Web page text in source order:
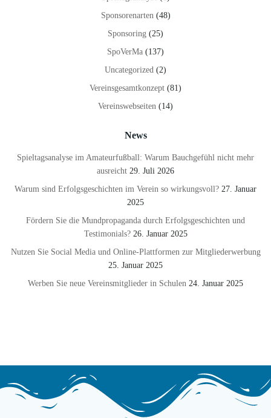
Sponsorenarten(48)
Sponsoring (25)
SpoVerMa (137)
Uncategorized (2)
Vereinsgesamtkonzept (81)
Vereinswebseiten (14)
News
Spieltagsanalyse im Amateurfußball: Warum Bauchgefühl nicht mehr
ausreicht 29. Juli 2026
Warum sind Erfolgsgeschichten im Verein so wirkungsvoll? 27. Januar
2025
Fördern Sie die Mundpropaganda durch Erfolgsgeschichten und
Testimonials? 26. Januar 2025
Nutzen Sie Social Media und Online-Plattformen zur Mitgliederwerbung
25. Januar 2025
Werben Sie neue Vereinsmitglieder in Schulen 24. Januar 2025